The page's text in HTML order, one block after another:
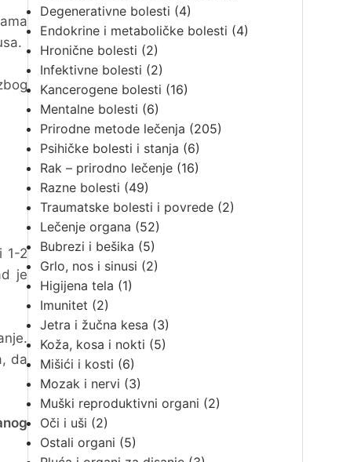
Degenerativne bolesti (4)
Endokrine i metaboličke bolesti (4)
Hronične bolesti (2)
Infektivne bolesti (2)
Kancerogene bolesti (16)
Mentalne bolesti (6)
Prirodne metode lečenja (205)
Psihičke bolesti i stanja (6)
Rak – prirodno lečenje(16)
Razne bolesti (49)
Traumatske bolesti i povrede(2)
Lečenje organa (52)
Bubrezi i bešika (5)
Grlo, nos i sinusi (2)
Higijena tela (1)
Imunitet (2)
Jetra i žučna kesa (3)
Koža, kosa i nokti (5)
Mišići i kosti (6)
Mozak i nervi (3)
Muški reproduktivni organi (2)
Oči i uši (2)
Ostali organi (5)
1-2
je
da